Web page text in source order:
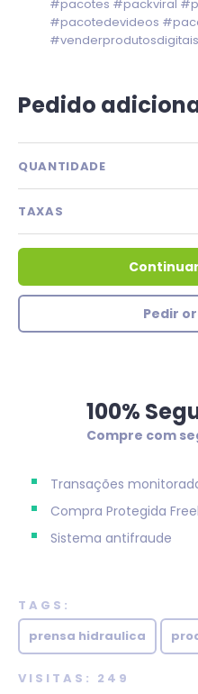
#pacotes #packviral
#pacotedevideos
#venderprodutosdigitais
Pedido
QUANTIDADE
TAXAS
Continuar
Pedir
100%
Compre com
Transações
Compra Protegida
Sistema antifraude
TAGS:
prensa hidraulica
VISITAS: 249